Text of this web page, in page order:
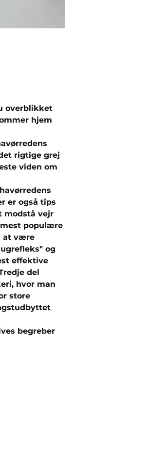
overblikket
hjem
rigtige grej
viden om
er også tips
modstå vejr
mest populære
at være
og
effektive
del
hvor man
store
begreber